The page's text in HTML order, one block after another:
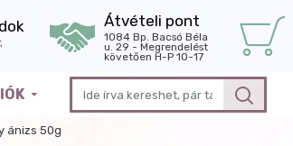
Átvételi pont
1084 Bp. Bacsó Béla
u. 29 - Megrendelést
követően H-P 10-17
ánizs 50g